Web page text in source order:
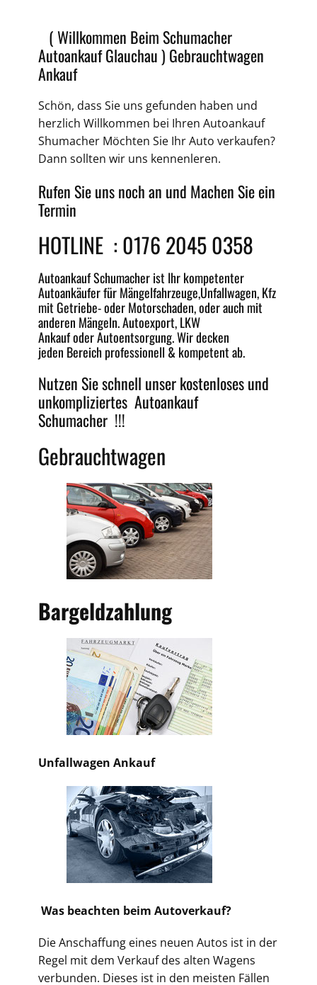
( Willkommen Beim Schumacher
Autoankauf Glauchau ) Gebrauchtwagen
Ankauf
Schön, dass Sie uns gefunden haben und
herzlich Willkommen bei Ihren Autoankauf
Shumacher Möchten Sie Ihr Auto verkaufen?
Dann sollten wir uns kennenleren.
Rufen Sie uns noch an und Machen Sie ein
Termin
HOTLINE : 0176 2045 0358
AutoankaufSchumacher ist Ihr kompetenter
Autoankäufer für Mängelfahrzeuge,Unfallwagen, Kfz
mit Getriebe-oderMotorschaden, oder auch mit
anderen Mängeln.Autoexport, LKW
Ankauf oderAutoentsorgung. Wir decken
jeden Bereich professionell & kompetentab.
Nutzen Sie schnell unser kostenloses und
unkompliziertes Autoankauf
Schumacher !!!
Gebrauchtwagen
Bargeldzahlung
Unfallwagen Ankauf
Was beachten beim Autoverkauf?
Die Anschaffung eines neuen Autos ist in der
Regel mit dem Verkauf des alten Wagens
verbunden. Dieses ist in den meisten Fällen